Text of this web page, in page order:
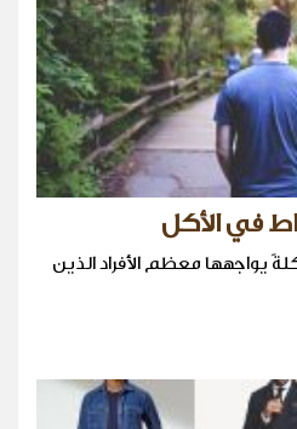
في الأكل
يواجهها معظم الأفراد الذين